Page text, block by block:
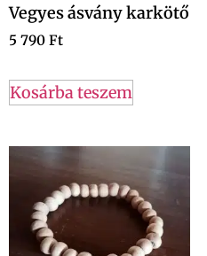
Vegyes ásvány karkötő
5 790 Ft
Kosárba teszem